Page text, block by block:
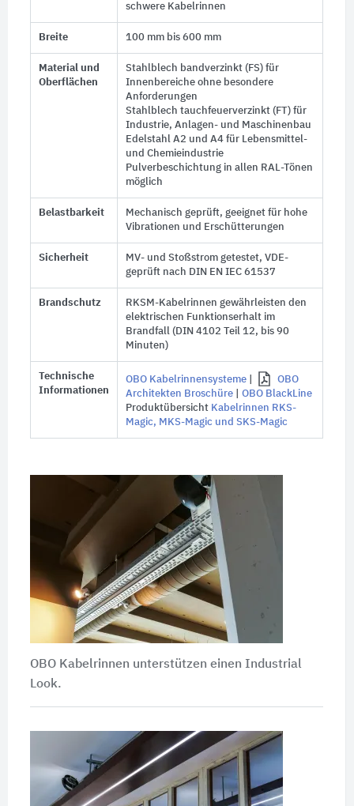
schwere Kabelrinnen
Breite 100 mm bis 600 mm
Material und
Oberflächen
Stahlblech bandverzinkt (FS) für
Innenbereiche ohne besondere
Anforderungen
Stahlblech tauchfeuerverzinkt (FT) für
Industrie, Anlagen- und Maschinenbau
Edelstahl A2 und A4 für Lebensmittel-
und Chemieindustrie
Pulverbeschichtung in allen RAL-Tönen
möglich
Belastbarkeit
Mechanisch geprüft, geeignet für hohe
Vibrationen und Erschütterungen
Sicherheit
MV- und Stoßstrom getestet, VDE-
geprüft nach DIN EN IEC 61537
Brandschutz
RKSM-Kabelrinnen gewährleisten den
elektrischen Funktionserhalt im
Brandfall (DIN 4102 Teil 12, bis 90
Minuten)
Technische
Informationen
OBO Kabelrinnensysteme|
OBO
Architekten Broschüre| OBO BlackLine
Produktübersicht Kabelrinnen RKS-
Magic, MKS-Magic und SKS-Magic
OBO Kabelrinnen unterstützen einen Industrial
Look.